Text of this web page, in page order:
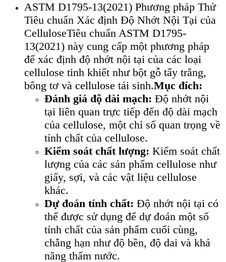
ASTM D1795-13(2021) Phương pháp Thử
Tiêu chuẩn Xác định Độ Nhớt Nội Tại của
CelluloseTiêu chuẩn ASTM D1795-
13(2021) này cung cấp một phương pháp
để xác định độ nhớt nội tại của các loại
cellulose tinh khiết như bột gỗ tẩy trắng,
bông tơ và cellulose tái sinh.Mục đích:
Đánh giá độ dài mạch: Độ nhớt nội
tại liên quan trực tiếp đến độ dài mạch
của cellulose, một chỉ số quan trọng về
tính chất của cellulose.
Kiểm soát chất lượng: Kiểm soát chất
lượng của các sản phẩm cellulose như
giấy, sợi, và các vật liệu cellulose
khác.
Dự đoán tính chất: Độ nhớt nội tại có
thể được sử dụng để dự đoán một số
tính chất của sản phẩm cuối cùng,
chẳng hạn như độ bền, độ dai và khả
năng thấm nước.